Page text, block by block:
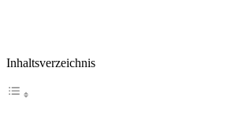
Inhaltsverzeichnis